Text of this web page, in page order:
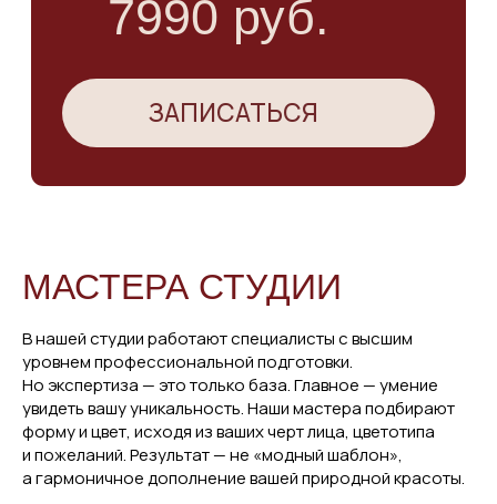
МАСТЕРА СТУДИИ
В нашей студии работают специалисты с высшим
уровнем профессиональной подготовки.
Но экспертиза — это только база. Главное — умение
увидеть вашу уникальность. Наши мастера подбирают
форму и цвет, исходя из ваших черт лица, цветотипа
и пожеланий. Результат — не «модный шаблон»,
а гармоничное дополнение вашей природной красоты.